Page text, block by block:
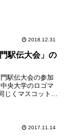
2018.12.31
駅伝大会」の
駅伝大会の参加
央大学のロゴマ
じくマスコットキ
2017.11.14